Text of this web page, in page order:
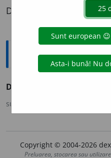
Definiția cu ID-ul 181090:
Sinonime
DESCLOC
sursa:
Copyright © 2004-2026
Preluarea, stocarea sau